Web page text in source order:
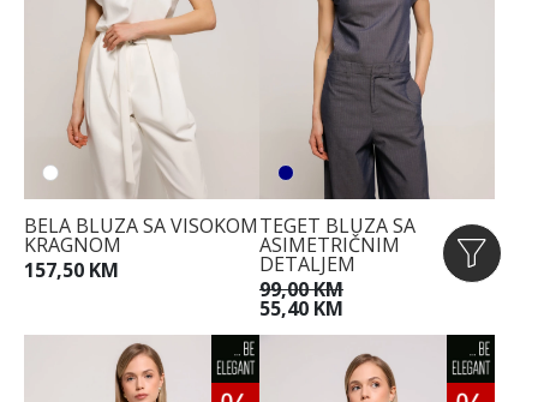
BELA BLUZA SA VISOKOM
KRAGNOM
157,50 KM
TEGET BLUZA SA
ASIMETRIČNIM
DETALJEM
99,00 KM
55,40 KM